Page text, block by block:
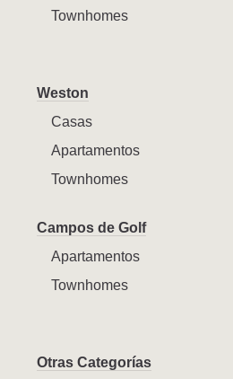
Townhomes
Weston
Casas
Apartamentos
Townhomes
Campos de Golf
Apartamentos
Townhomes
Otras Categorías